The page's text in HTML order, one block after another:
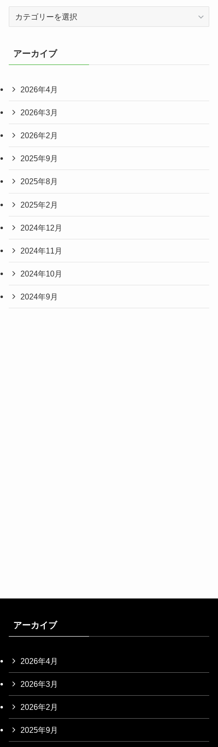
ー
アーカイブ
2026年4月
2026年3月
2026年2月
2025年9月
2025年8月
2025年2月
2024年12月
2024年11月
2024年10月
2024年9月
アーカイブ
2026年4月
2026年3月
2026年2月
2025年9月